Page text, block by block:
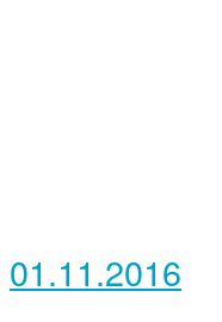
01.11.2016